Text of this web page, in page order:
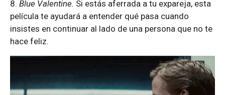
8. Blue Valentine. Si estás aferrada a tu expareja, esta
película te ayudará a entender qué pasa cuando
insistes en continuar al lado de una persona que no te
hace feliz.